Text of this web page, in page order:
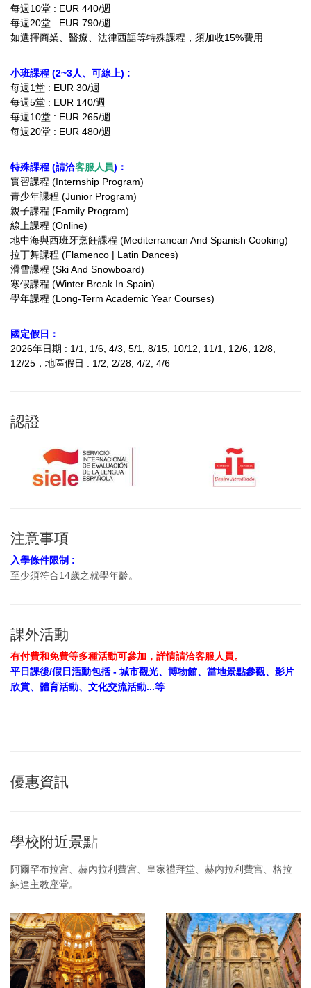
每週10堂 : EUR 440/週
每週20堂 : EUR 790/週
如選擇商業、醫療、法律西語等特殊課程，須加收15%費用
小班課程 (2~3人、可線上) :
每週1堂 : EUR 30/週
每週5堂 : EUR 140/週
每週10堂 : EUR 265/週
每週20堂 : EUR 480/週
特殊課程 (請洽客服人員)：
實習課程 (Internship Program)
青少年課程 (Junior Program)
親子課程 (Family Program)
線上課程 (Online)
地中海與西班牙烹飪課程 (Mediterranean And Spanish Cooking)
拉丁舞課程 (Flamenco | Latin Dances)
滑雪課程 (Ski And Snowboard)
寒假課程 (Winter Break In Spain)
學年課程 (Long-Term Academic Year Courses)
國定假日：
2026年日期 : 1/1, 1/6, 4/3, 5/1, 8/15, 10/12, 11/1, 12/6, 12/8,
12/25 ，地區假日 : 1/2, 2/28, 4/2, 4/6
認證
注意事項
入學條件限制 :
至少須符合14歲之就學年齡。
課外活動
有付費和免費等多種活動可參加，詳情請洽客服人員。
平日課後/假日活動包括 - 城市觀光、博物館、當地景點參觀、影片
欣賞、體育活動、文化交流活動...等
優惠資訊
學校附近景點
阿爾罕布拉宮、赫內拉利費宮、皇家禮拜堂、赫內拉利費宮、格拉
納達主教座堂。